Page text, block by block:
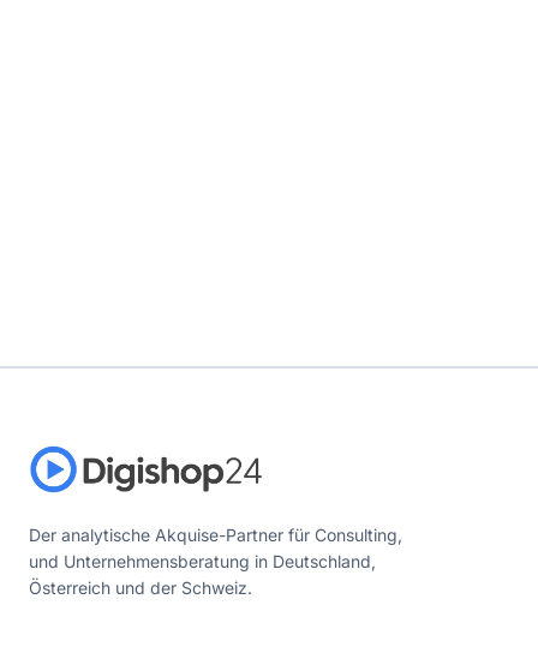
Der analytische Akquise-Partner für Consulting,
und Unternehmensberatung in Deutschland,
Österreich und der Schweiz.